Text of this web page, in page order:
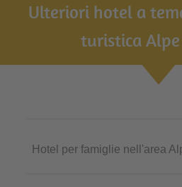
Ulteriori hotel a
turistica
Hotel per famiglie nell'area